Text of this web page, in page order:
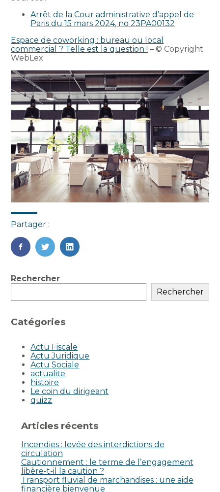
Arrêt de la Cour administrative d’appel de
Paris du 15 mars 2024, no 23PA00132
Espace de coworking : bureau ou local
commercial ? Telle est la question ! – © Copyright
WebLex
Partager :
FaceBook
TwitterLinkedIn
Blog
Rechercher
Rechercher
Catégories
Actu Fiscale
Actu Juridique
Actu Sociale
actualite
histoire
Le coin du dirigeant
quizz
Articles récents
Incendies : levée des interdictions de
circulation
Cautionnement : le terme de l’engagement
libère-t-il la caution ?
Transport fluvial de marchandises : une aide
financière bienvenue